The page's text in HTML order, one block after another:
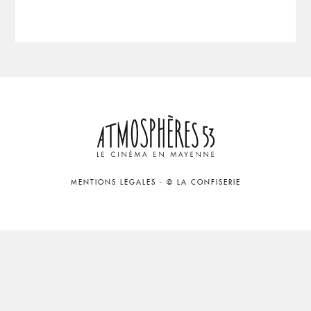
MENTIONS LÉGALES - © LA CONFISERIE